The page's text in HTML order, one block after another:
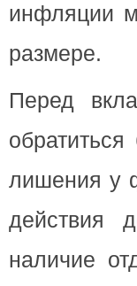
инфляции
размере.
Перед
лишения у
действия
наличие